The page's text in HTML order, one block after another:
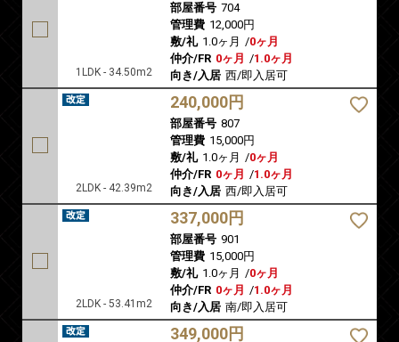
1LDK - 34.50m2
部屋番号 704
管理費 12,000円
敷/礼 1.0ヶ月 /0ヶ月
仲介/FR 0ヶ月 /1.0ヶ月
向き/入居 西/即入居可
2LDK - 42.39m2
240,000円
部屋番号 807
管理費 15,000円
敷/礼 1.0ヶ月 /0ヶ月
仲介/FR 0ヶ月 /1.0ヶ月
向き/入居 西/即入居可
2LDK - 53.41m2
337,000円
部屋番号 901
管理費 15,000円
敷/礼 1.0ヶ月 /0ヶ月
仲介/FR 0ヶ月 /1.0ヶ月
向き/入居 南/即入居可
349,000円